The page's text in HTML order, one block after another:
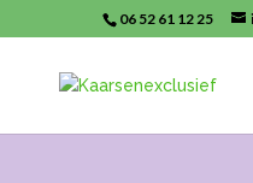
06 52 61 12 25